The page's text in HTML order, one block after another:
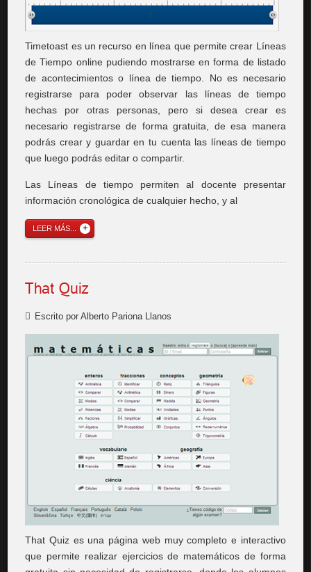
Timetoast es un recurso en línea que permite crear Líneas
de Tiempo online pudiendo mostrarse en forma de listado
de acontecimientos o línea de tiempo. No es necesario
registrarse para poder observar las líneas de tiempo
hechas por otras personas, pero si desea crear es
necesario registrarse de forma gratuita, de esa manera
podrás crear y guardar en tu cuenta las líneas de tiempo
que luego podrás editar o compartir.
Las Líneas de tiempo permiten al docente presentar
información cronológica de cualquier hecho, y al
LEER MÁS...
That Quiz
Escrito por Alberto Pariona Llanos
That Quiz es una página web muy completo e interactivo
que permite realizar ejercicios de matemáticos de forma